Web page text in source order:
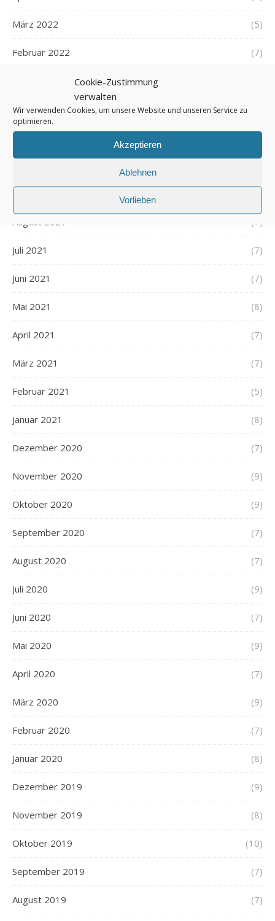
Cookie-Zustimmung
verwalten
Wir verwenden Cookies, um unsere Website und unseren Service zu
optimieren.
Akzeptieren
Ablehnen
Vorlieben
März 2022 (5)
Februar 2022 (7)
Dezember 2021
November 2021 (7)
September 2021 (7)
August 2021 (7)
Juli 2021 (7)
Juni 2021 (7)
Mai 2021 (8)
April 2021 (7)
März 2021 (7)
Februar 2021 (5)
Januar 2021 (8)
Dezember 2020 (7)
November 2020 (9)
Oktober 2020 (9)
September 2020 (7)
August 2020 (7)
Juli 2020 (9)
Juni 2020 (7)
Mai 2020 (9)
April 2020 (7)
März 2020 (9)
Februar 2020 (7)
Januar 2020 (8)
Dezember 2019 (9)
November 2019 (8)
Oktober 2019 (10)
September 2019 (7)
August 2019 (7)